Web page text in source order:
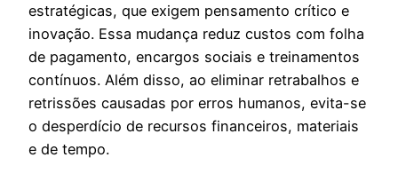
estratégicas, que exigem pensamento crítico e
inovação. Essa mudança reduz custos com folha
de pagamento, encargos sociais e treinamentos
contínuos. Além disso, ao eliminar retrabalhos e
retrissões causadas por erros humanos, evita-se
o desperdício de recursos financeiros, materiais
e de tempo.